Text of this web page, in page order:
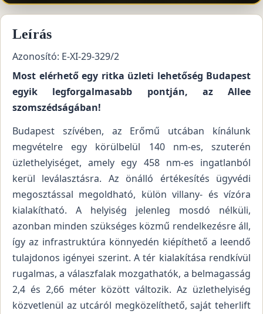
Leírás
Azonosító: E-XI-29-329/2
Most elérhető egy ritka üzleti lehetőség Budapest
egyik legforgalmasabb pontján, az Allee
szomszédságában!
Budapest szívében, az Erőmű utcában kínálunk
megvételre egy körülbelül 140 nm-es, szuterén
üzlethelyiséget, amely egy 458 nm-es ingatlanból
kerül leválasztásra. Az önálló értékesítés ügyvédi
megosztással megoldható, külön villany- és vízóra
kialakítható. A helyiség jelenleg mosdó nélküli,
azonban minden szükséges közmű rendelkezésre áll,
így az infrastruktúra könnyedén kiépíthető a leendő
tulajdonos igényei szerint. A tér kialakítása rendkívül
rugalmas, a válaszfalak mozgathatók, a belmagasság
2,4 és 2,66 méter között változik. Az üzlethelyiség
közvetlenül az utcáról megközelíthető, saját teherlift